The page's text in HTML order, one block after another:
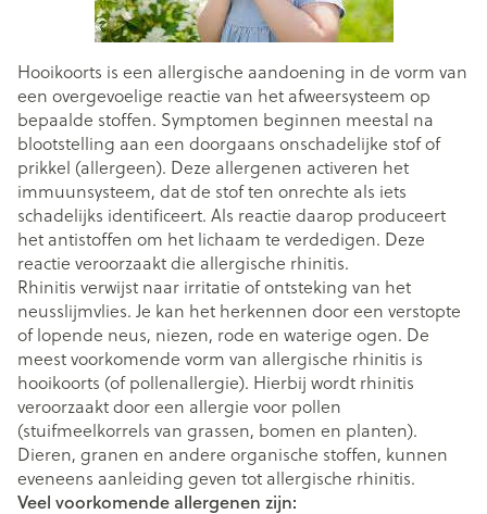
Hooikoorts is een allergische aandoening in de vorm van
een overgevoelige reactie van het afweersysteem op
bepaalde stoffen. Symptomen beginnen meestal na
blootstelling aan een doorgaans onschadelijke stof of
prikkel (allergeen). Deze allergenen activeren het
immuunsysteem, dat de stof ten onrechte als iets
schadelijks identificeert. Als reactie daarop produceert
het antistoffen om het lichaam te verdedigen. Deze
reactie veroorzaakt die allergische rhinitis.
Rhinitis verwijst naar irritatie of ontsteking van het
neusslijmvlies. Je kan het herkennen door een verstopte
of lopende neus, niezen, rode en waterige ogen. De
meest voorkomende vorm van allergische rhinitis is
hooikoorts (of pollenallergie). Hierbij wordt rhinitis
veroorzaakt door een allergie voor pollen
(stuifmeelkorrels van grassen, bomen en planten).
Dieren, granen en andere organische stoffen, kunnen
eveneens aanleiding geven tot allergische rhinitis.
Veel voorkomende allergenen zijn: